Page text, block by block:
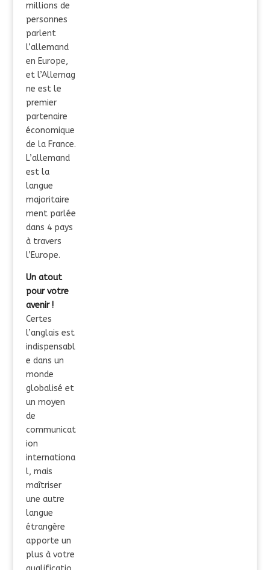
millions de
personnes
parlent
l’allemand
en Europe,
et l’Allemag
ne est le
premier
partenaire
économique
de la France.
L’allemand
est la
langue
majoritaire
ment parlée
dans 4 pays
à travers
l’Europe.
Un atout
pour votre
avenir !
Certes
l’anglais est
indispensabl
e dans un
monde
globalisé et
un moyen
de
communicat
ion
internationa
l, mais
maîtriser
une autre
langue
étrangère
apporte un
plus à votre